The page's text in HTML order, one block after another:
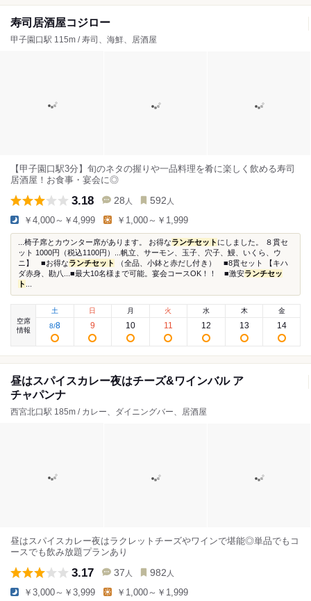
寿司居酒屋コジロー
甲子園口駅 115m / 寿司、海鮮、居酒屋
【甲子園口駅3分】旬のネタの握りや一品料理を肴に楽しく飲める寿司
居酒屋！お食事・宴会に◎
3.18 28 人 592 人
￥4,000～￥4,999 ￥1,000～￥1,999
...椅子席とカウンター席があります。 お得なランチセット にしました。 ８貫セ
ット 1000円（税込1100円）...帆立、サーモン、玉子、穴子、鰻、いくら、ウ
ニ】 ■お得なランチセット
（全品、小鉢と赤だし付き） ■8貫セット 【キハ
ダ赤身、勘八...■最大10名様まで可能。宴会コースOK！！ ■激安ランチセッ
ト
空席
情報
土
8/8
日
9
月
10
火
11
水
12
木
13
金
14
昼はスパイスカレー夜はチーズ&ワインバル ア
チャパンナ
西宮北口駅 185m / カレー、ダイニングバー、居酒屋
昼はスパイスカレー夜はラクレットチーズやワインで堪能◎単品でもコ
ースでも飲み放題プランあり
3.17 37 人 982 人
￥3,000～￥3,999 ￥1,000～￥1,999